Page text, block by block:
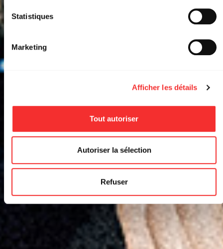
Statistiques
Marketing
Afficher les détails
Tout autoriser
Autoriser la sélection
Refuser
EVENT FACEBOOK